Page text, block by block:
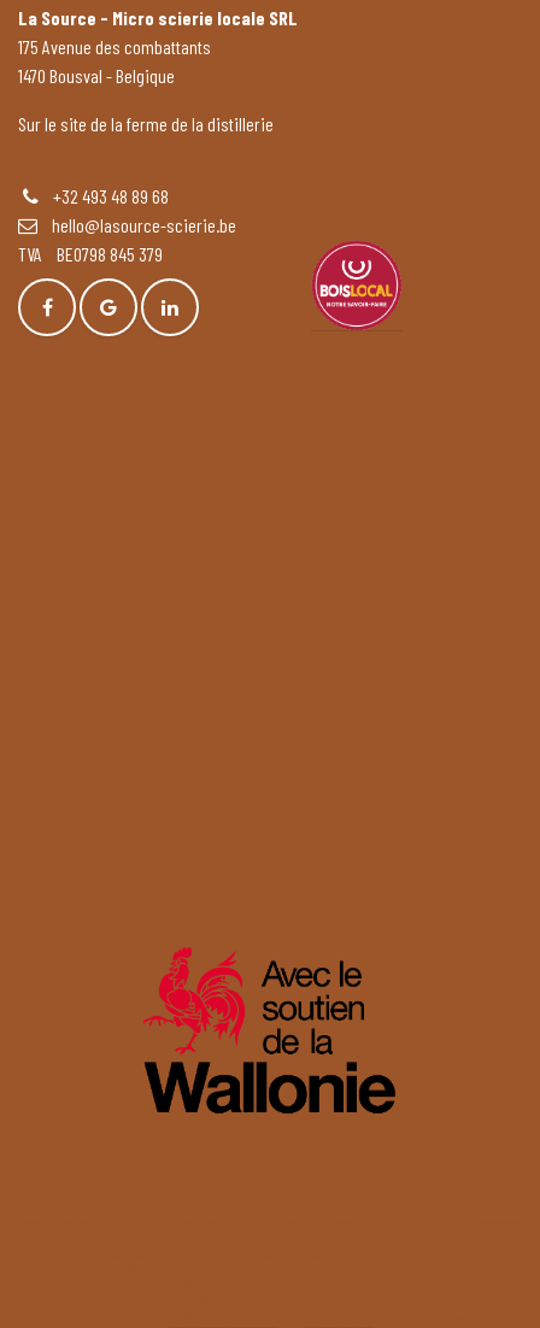
La Source - Micro scierie locale SRL
175 Avenue des combattants
1470 Bousval - Belgique
Sur le site de la ferme de la distillerie
+32 493 48 89 68
hello@lasource-scierie.be
TVA BE0798 845 379